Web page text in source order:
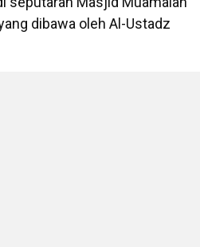
dibawa oleh Al-Ustadz